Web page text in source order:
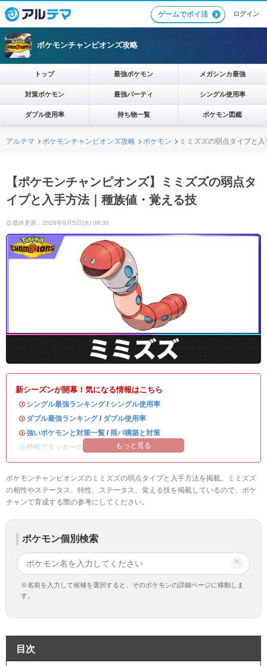
ゲームでポイ活 ログイン
ポケモンチャンピオンズ攻略
トップ 最強ポケモン メガシンカ最強
対策ポケモン 最強パーティ シングル使用率
ダブル使用率 持ち物一覧 ポケモン図鑑
アルテマ ポケモンチャンピオンズ攻略 ポケモン ミミズズの弱点タイプと
【ポケモンチャンピオンズ】ミミズズの弱点タ
イプと入手方法｜種族値・覚える技
最終更新：2026年8月5日(水) 09:30
新シーズンが開幕！気になる情報はこちら
・ シングル最強ランキング/ シングル使用率
・ ダブル最強ランキング/ ダブル使用率
・強いポケモンと対策一覧 / 雨パ構築と対策
・特殊アタッカーのおすすめランキング
もっと見る
ポケモンチャンピオンズのミミズズの弱点タイプと入手方法を掲載。ミミズズ
の相性やステータス、特性、ステータス、覚える技を掲載しているので、ポケ
チャンで育成する際の参考にしてください。
ポケモン個別検索
×
※名前を入力して候補を選択すると、そのポケモンの詳細ページに移動しま
す。
目次